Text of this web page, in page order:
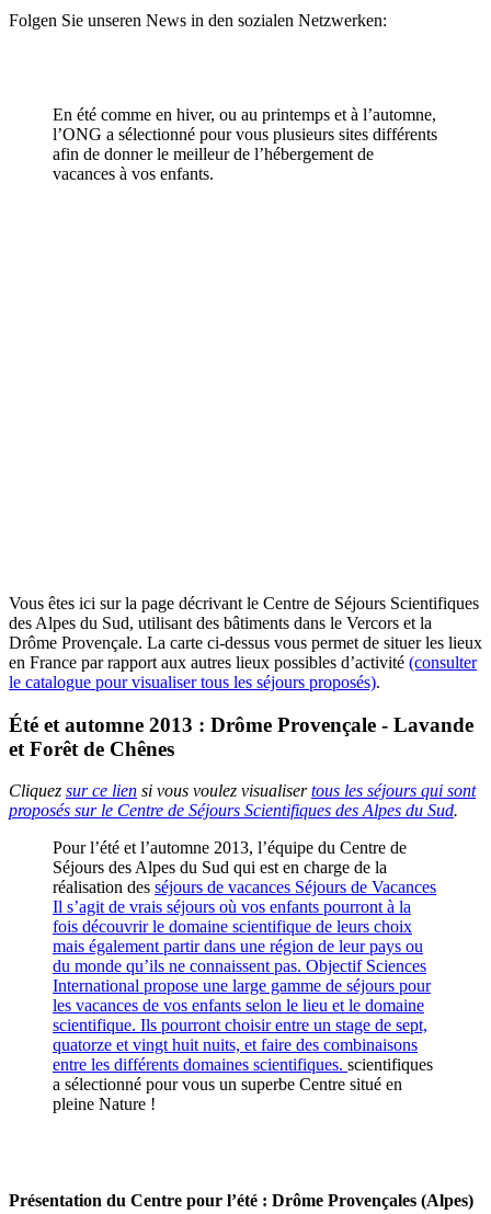
Folgen Sie unseren News in den sozialen Netzwerken:
En été comme en hiver, ou au printemps et à l’automne,
l’ONG a sélectionné pour vous plusieurs sites différents
afin de donner le meilleur de l’hébergement de
vacances à vos enfants.
Vous êtes ici sur la page décrivant le Centre de Séjours Scientifiques
des Alpes du Sud, utilisant des bâtiments dans le Vercors et la
Drôme Provençale. La carte ci-dessus vous permet de situer les lieux
en France par rapport aux autres lieux possibles d’activité (consulter
le catalogue pour visualiser tous les séjours proposés).
Été et automne 2013 : Drôme Provençale - Lavande
et Forêt de Chênes
Cliquez sur ce lien si vous voulez visualisertous les séjours qui sont
proposés sur le Centre de Séjours Scientifiques des Alpes du Sud.
Pour l’été et l’automne 2013, l’équipe du Centre de
Séjours des Alpes du Sud qui est en charge de la
réalisation des séjours de vacances Séjours de Vacances
Il s’agit de vrais séjours où vos enfants pourront à la
fois découvrir le domaine scientifique de leurs choix
mais également partir dans une région de leur pays ou
du monde qu’ils ne connaissent pas. Objectif Sciences
International propose une large gamme de séjours pour
les vacances de vos enfants selon le lieu et le domaine
scientifique. Ils pourront choisir entre un stage de sept,
quatorze et vingt huit nuits, et faire des combinaisons
entre les différents domaines scientifiques. scientifiques
a sélectionné pour vous un superbe Centre situé en
pleine Nature !
Présentation du Centre pour l’été : Drôme Provençales (Alpes)